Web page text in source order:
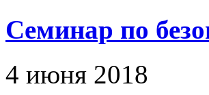
Семинар по
4 июня 2018